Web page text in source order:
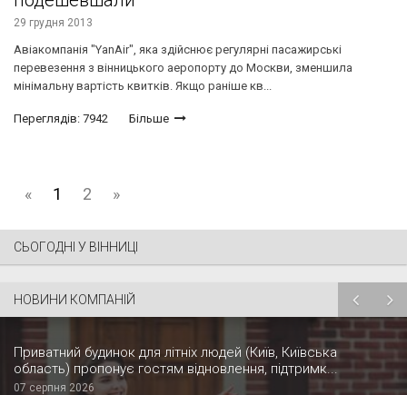
29 грудня 2013
Авіакомпанія "YanAir", яка здійснює регулярні пасажирські
перевезення з вінницького аеропорту до Москви, зменшила
мінімальну вартість квитків. Якщо раніше кв...
Переглядів: 7942 Більше
« 1 2 »
СЬОГОДНІ У ВІННИЦІ
НОВИНИ КОМПАНІЙ
Приватний будинок для літніх людей (Київ, Київська
область) пропонує гостям відновлення, підтримк...
07 серпня 2026